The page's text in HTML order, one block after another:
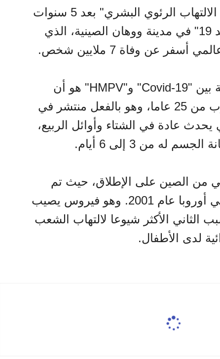
وتأتي أنباء تفشي "فيروس الالتهاب الرئوي البشري" بعد 5 سنوات
من ظهور فيروس "كوفيد 19" في مدينة ووهان الصينية، الذي
عن وفاة 7 ملايين شخص.
لكن الفرق الأكثر أهمية بين "Covid-19" و"HMPV" هو أن
الأخير معروف منذ ما يقرب من 25 عاما، وهو بالفعل منتشر في
عادة في الشتاء وأوائل الربيع،
له من 3 إلى 6 أيام.
من الصين على الإطلاق، حيث تم
اكتشافه وإثباته لأول مرة في أوروبا عام 2001. وهو فيروس يصيب
الثاني الأكثر شيوعا لالتهاب الشعب
لدى الأطفال.